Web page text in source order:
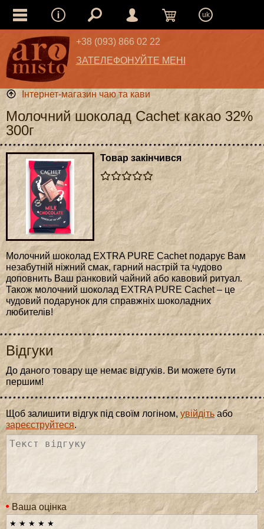
uk
+38 (093) 866 02 22
ЗАТЕЛЕФОНУЙТЕ МЕНІ
Інтернет-магазин чаю та кави
Молочний шоколад Cachet какао 32%
300г
Товар закінчився
Молочний шоколад EXTRA PURE Cachet подарує Вам
незабутній ніжний смак, гарний настрій та чудово
доповнить Ваш ранковий чайний або кавовий ритуал.
Також молочний шоколад EXTRA PURE Cachet – це
чудовий подарунок для справжніх шоколадних
любителів!
Відгуки
До даного товару ще немає відгуків. Ви можете бути
першим!
Щоб залишити відгук під своїм логіном, увійдітьабо
зареєструйтеся.
Ваша оцінка